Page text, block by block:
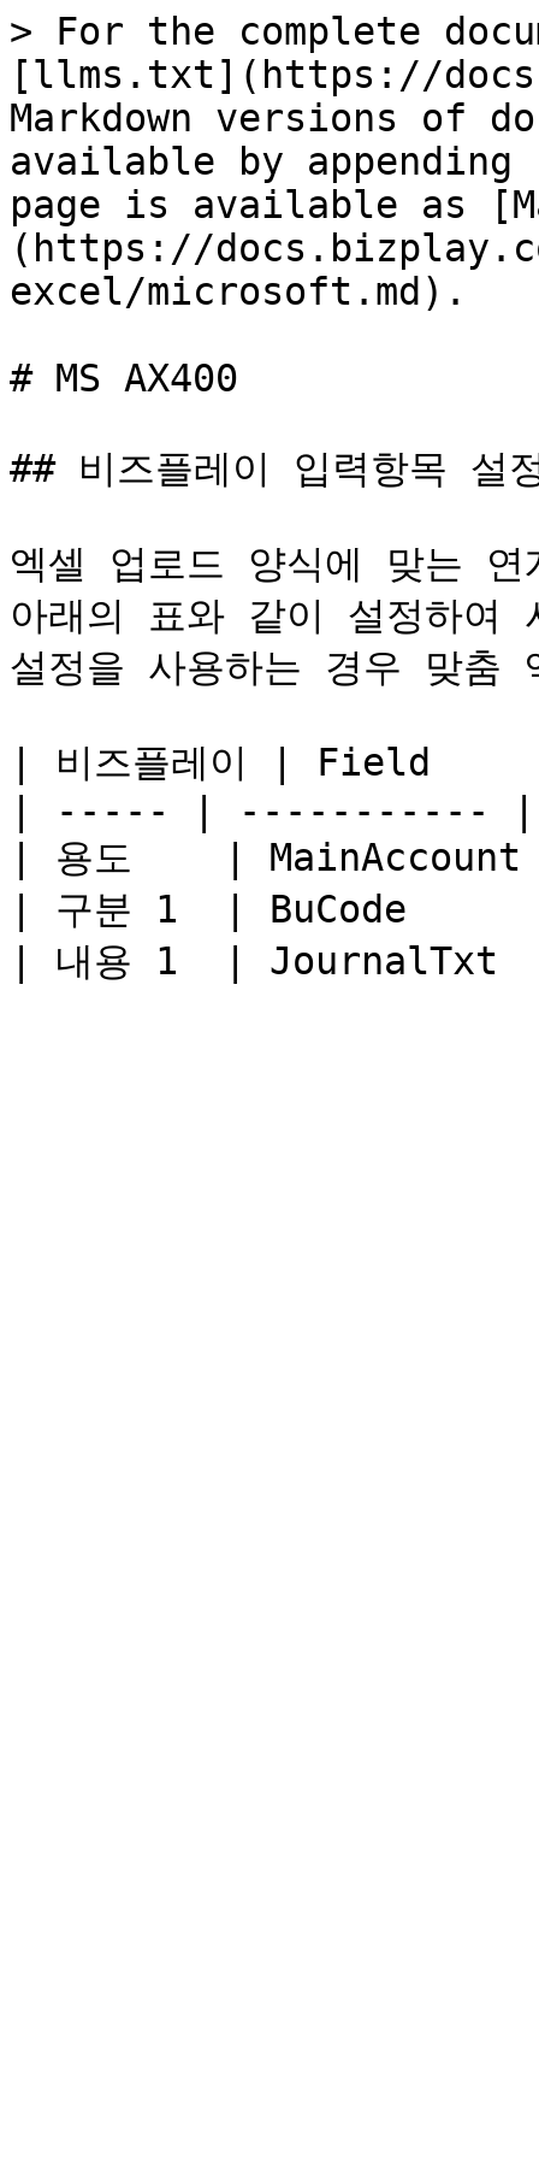
> For the complete
[llms.txt](https://
Markdown versions of
available by
page is available as
(https://
excel/microsoft.md).
# MS AX400
## 비즈플레이 입력항목 설
엑셀 업로드 양식에 맞는 연
아래의 표와 같이 설정하여
설정을 사용하는 경우 맞춤
| 비즈플레이 | Field
| ----- | -----------
| 용도    |
| 구분 1  | BuCode